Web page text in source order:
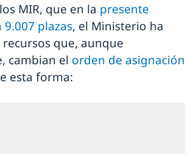
MIR, que en la presente
plazas, el Ministerio ha
que, aunque
cambian el orden de asignación
esta forma: